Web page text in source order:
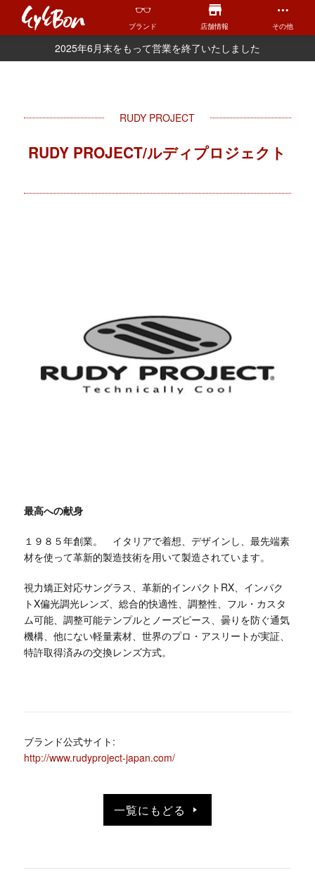
ブランド 店舗情報 その他
2025年6月末をもって営業を終了いたしました
RUDY PROJECT
RUDY PROJECT/ルディプロジェクト
最高への献身
１９８５年創業。 イタリアで着想、デザインし、最先端素
材を使って革新的製造技術を用いて製造されています。
視力矯正対応サングラス、革新的インパクトRX、インパク
トX偏光調光レンズ、総合的快適性、調整性、フル・カスタ
ム可能、調整可能テンプルとノーズピース、曇りを防ぐ通気
機構、他にない軽量素材、世界のプロ・アスリートが実証、
特許取得済みの交換レンズ方式。
ブランド公式サイト:
http://www.rudyproject-japan.com/
一覧にもどる